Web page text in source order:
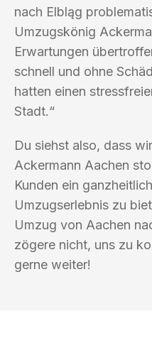
nach Elbląg
Umzugskönig
Erwartungen
schnell und ohne
hatten einen
Stadt.“
Du siehst also, dass
Ackermann Aachen
Kunden ein
Umzugserlebnis zu
Umzug von Aachen
zögere nicht, uns zu
gerne weiter!